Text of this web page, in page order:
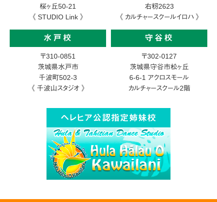
桜ヶ丘50-21
《 STUDIO Link 》
右籾2623
《 カルチャースクールイロハ 》
水戸校
〒310-0851
茨城県水戸市
千波町502-3
《 千波山スタジオ 》
守谷校
〒302-0127
茨城県守谷市松ヶ丘
6-6-1 アクロスモール
カルチャースクール2階